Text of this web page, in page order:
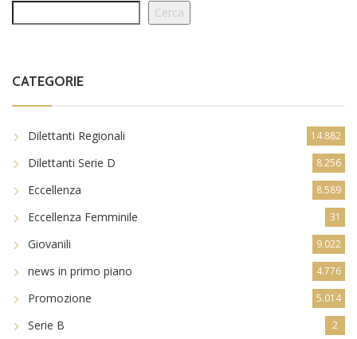
Cerca
CATEGORIE
Dilettanti Regionali 14.882
Dilettanti Serie D 8.256
Eccellenza 8.589
Eccellenza Femminile 31
Giovanili 9.022
news in primo piano 4.776
Promozione 5.014
Serie B 2